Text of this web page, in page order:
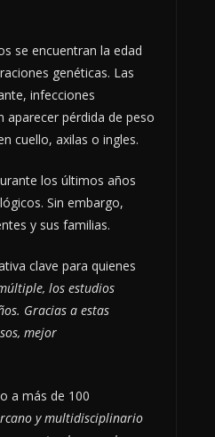
se encuentran la edad
genéticas. Las
infecciones
aparecer pérdida de peso
cuello, axilas o ingles.
los últimos años
Sin embargo,
y sus familias.
clave para quienes
los estudios
Gracias a estas
mejor
a más de 100
y multidisciplinario